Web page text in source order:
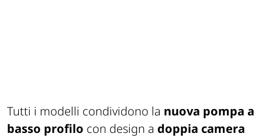
Tutti i modelli condividono la nuova pompa a
basso profilo con design a doppia camera